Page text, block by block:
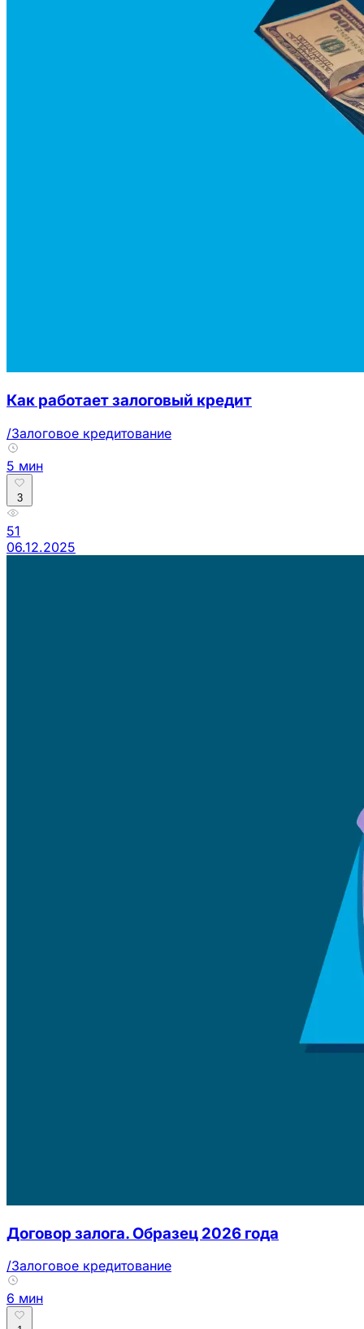
Как работает залоговый кредит
/Залоговое кредитование
5 мин
3
51
06.12.2025
Договор залога. Образец 2026 года
/Залоговое кредитование
6 мин